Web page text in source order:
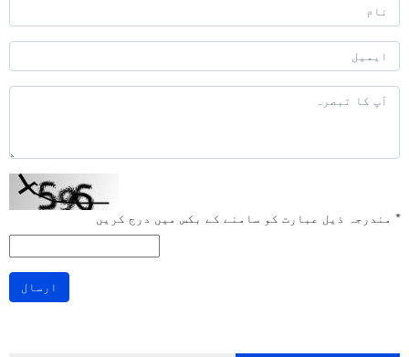
* مندرجہ ذیل عبارت کو سامنے کے بکس میں درج کریں
ارسال